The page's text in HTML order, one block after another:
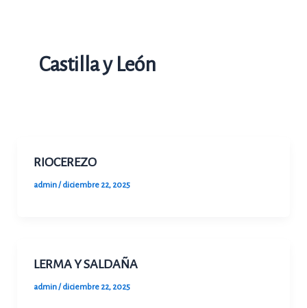
Castilla y León
RIOCEREZO
admin/diciembre 22, 2025
LERMA Y SALDAÑA
admin/diciembre 22, 2025